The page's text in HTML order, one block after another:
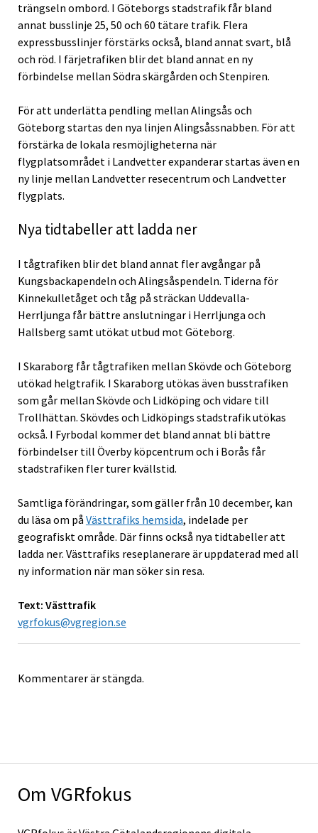
Om VGRfokus
trängseln ombord. I Göteborgs stadstrafik får bland
annat busslinje 25, 50 och 60 tätare trafik. Flera
expressbusslinjer förstärks också, bland annat svart, blå
och röd. I färjetrafiken blir det bland annat en ny
förbindelse mellan Södra skärgården och Stenpiren.
För att underlätta pendling mellan Alingsås och
Göteborg startas den nya linjen Alingsåssnabben. För att
förstärka de lokala resmöjligheterna när
flygplatsområdet i Landvetter expanderar startas även en
ny linje mellan Landvetter resecentrum och Landvetter
flygplats.
Nya tidtabeller att ladda ner
I tågtrafiken blir det bland annat fler avgångar på
Kungsbackapendeln och Alingsåspendeln. Tiderna för
Kinnekulletåget och tåg på sträckan Uddevalla-
Herrljunga får bättre anslutningar i Herrljunga och
Hallsberg samt utökat utbud mot Göteborg.
I Skaraborg får tågtrafiken mellan Skövde och Göteborg
utökad helgtrafik. I Skaraborg utökas även busstrafiken
som går mellan Skövde och Lidköping och vidare till
Trollhättan. Skövdes och Lidköpings stadstrafik utökas
också. I Fyrbodal kommer det bland annat bli bättre
förbindelser till Överby köpcentrum och i Borås får
stadstrafiken fler turer kvällstid.
Samtliga förändringar, som gäller från 10 december, kan
du läsa om på Västtrafiks hemsida, indelade per
geografiskt område. Där finns också nya tidtabeller att
ladda ner. Västtrafiks reseplanerare är uppdaterad med all
ny information när man söker sin resa.
Text: Västtrafik
vgrfokus@vgregion.se
Kommentarer är stängda.